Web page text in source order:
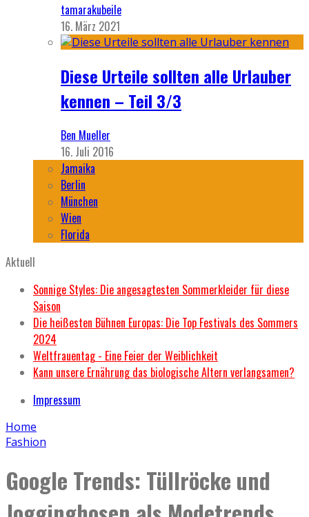
tamarakubeile
16. März 2021
Diese Urteile sollten alle Urlauber
kennen – Teil 3/3
Ben Mueller
16. Juli 2016
Jamaika
Berlin
München
Wien
Florida
Aktuell
Sonnige Styles: Die angesagtesten Sommerkleider für diese
Saison
Die heißesten Bühnen Europas: Die Top Festivals des Sommers
2024
Weltfrauentag - Eine Feier der Weiblichkeit
Kann unsere Ernährung das biologische Altern verlangsamen?
Impressum
Home
Fashion
Google Trends: Tüllröcke und